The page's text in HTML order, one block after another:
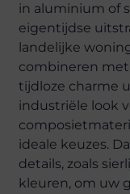
in aluminium of
eigentijdse
landelijke
combineren
tijdloze charme
industriële look
ideale keuzes.
details, zoals
kleuren, om uw